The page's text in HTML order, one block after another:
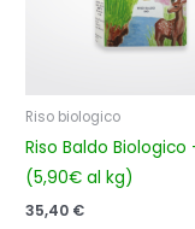
Riso biologico
Riso Baldo Biologico
(5,90€ al kg)
35,40 €